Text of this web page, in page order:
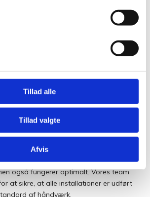
Tillad alle
Tillad valgte
Afvis
ApS tilbyder vi professionel
håndværkere sørger for, at hele
det er at have døre og vinduer, der ikke
også fungerer optimalt. Vores team
at sikre, at alle installationer er udført
af håndværk.